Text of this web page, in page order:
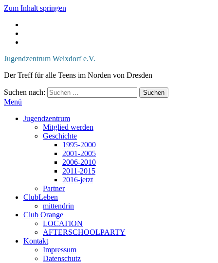
Zum Inhalt springen
Jugendzentrum Weixdorf e.V.
Der Treff für alle Teens im Norden von Dresden
Suchen nach:
Menü
Jugendzentrum
Mitglied werden
Geschichte
1995-2000
2001-2005
2006-2010
2011-2015
2016-jetzt
Partner
ClubLeben
mittendrin
Club Orange
LOCATION
AFTERSCHOOLPARTY
Kontakt
Impressum
Datenschutz